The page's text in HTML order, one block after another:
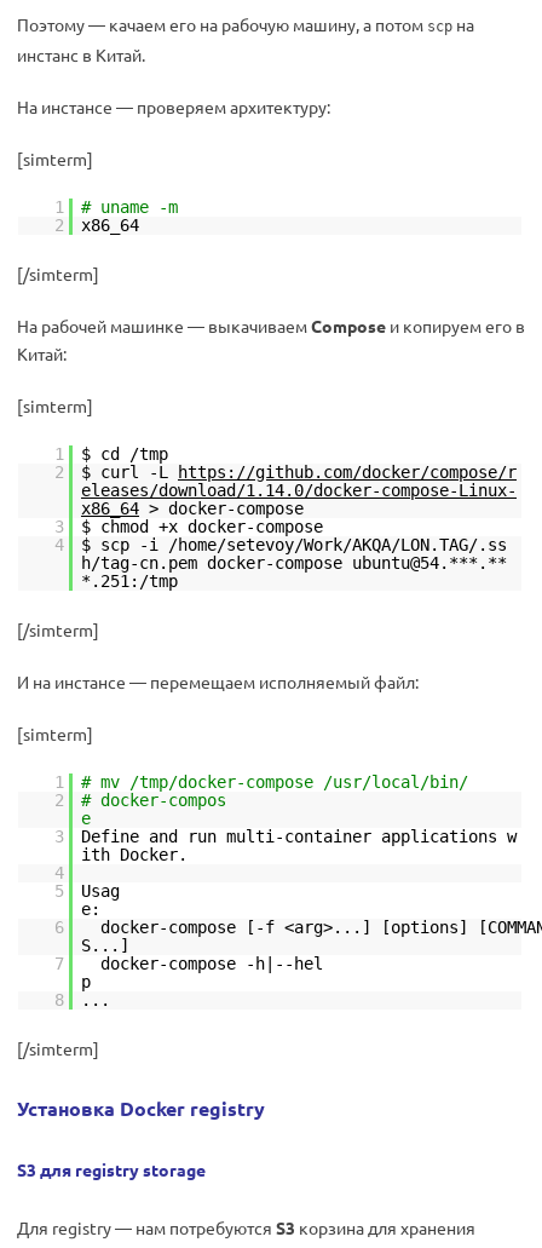
Поэтому — качаем его на рабочую машину, а потом scp на
инстанс в Китай.
На инстансе — проверяем архитектуру:
[simterm]
1
# uname -m
2
x86_64
[/simterm]
На рабочей машинке — выкачиваемCompose и копируем его в
Китай:
[simterm]
1
$ cd /tmp
2
$ curl -L
https://github.com/docker/compose/r
eleases/download/1.14.0/docker-compose-Linux-
x86_64 > docker-compose
3
$ chmod +x docker-compose
4
$ scp -i /home/setevoy/Work/AKQA/LON.TAG/.ss
h/tag-cn.pem docker-compose ubuntu@54.***.**
*.251:/tmp
[/simterm]
И на инстансе — перемещаем исполняемый файл:
[simterm]
1
# mv /tmp/docker-compose /usr/local/bin/
2
# docker-compos
3
Define and run multi-container applications w
ith Docker.
4
5
Usag
6
docker-compose [-f <arg>...] [options]
7
docker-compose -h|--hel
p
8
...
[/simterm]
Установка Docker registry
S3 для registry storage
Для registry — нам потребуются S3 корзина для хранения